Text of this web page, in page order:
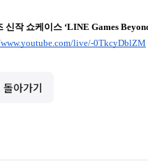
신작 쇼케이스 ‘LINE Games
live/-0TkcyDblZM
아가기